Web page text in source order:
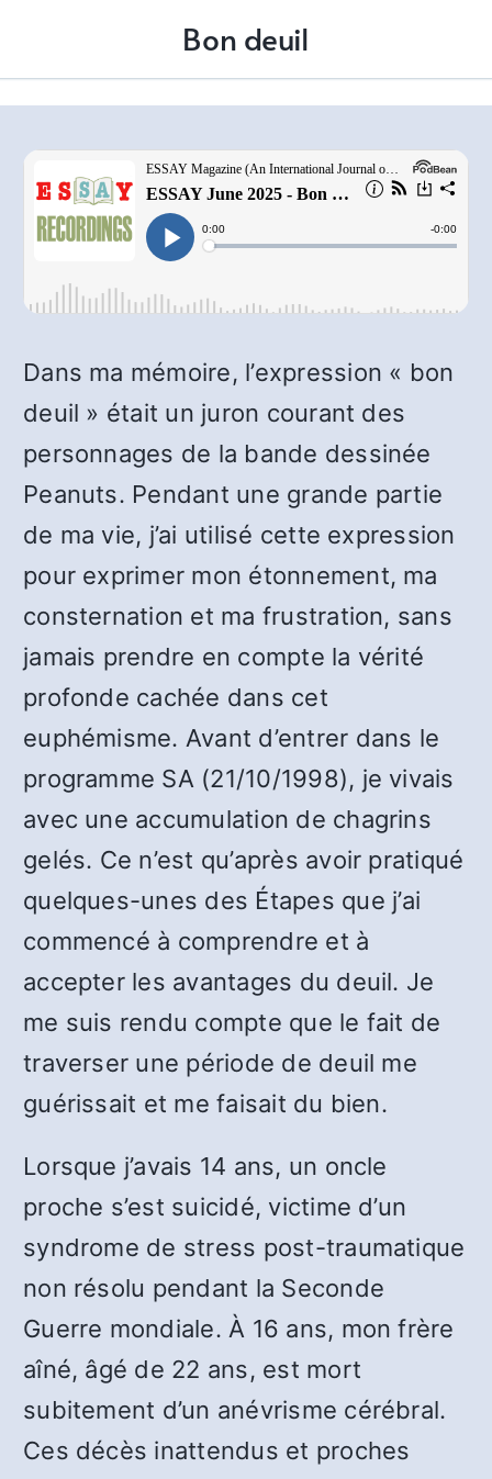
Bon deuil
Dans ma mémoire, l’expression « bon
deuil » était un juron courant des
personnages de la bande dessinée
Peanuts. Pendant une grande partie
de ma vie, j’ai utilisé cette expression
pour exprimer mon étonnement, ma
consternation et ma frustration, sans
jamais prendre en compte la vérité
profonde cachée dans cet
euphémisme. Avant d’entrer dans le
programme SA (21/10/1998), je vivais
avec une accumulation de chagrins
gelés. Ce n’est qu’après avoir pratiqué
quelques-unes des Étapes que j’ai
commencé à comprendre et à
accepter les avantages du deuil. Je
me suis rendu compte que le fait de
traverser une période de deuil me
guérissait et me faisait du bien.
Lorsque j’avais 14 ans, un oncle
proche s’est suicidé, victime d’un
syndrome de stress post-traumatique
non résolu pendant la Seconde
Guerre mondiale. À 16 ans, mon frère
aîné, âgé de 22 ans, est mort
subitement d’un anévrisme cérébral.
Ces décès inattendus et proches